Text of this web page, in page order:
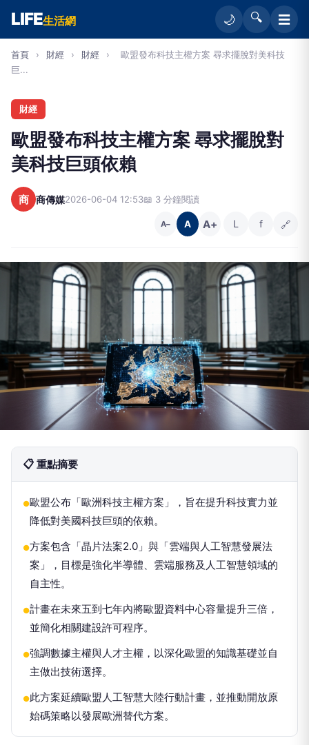
LIFE生活網 🌙 🔍 ☰
首頁 › 財經 › 財經 ›
歐盟發布科技主權方案 尋求擺脫對美科技
巨...
財經
歐盟發布科技主權方案 尋求擺脫對
美科技巨頭依賴
商 商傳媒2026-06-04 12:53📖 3 分鐘閱讀
A− A A+ L f 🔗
📋 重點摘要
●歐盟公布「歐洲科技主權方案」，旨在提升科技實力並
降低對美國科技巨頭的依賴。
●方案包含「晶片法案2.0」與「雲端與人工智慧發展法
案」，目標是強化半導體、雲端服務及人工智慧領域的
自主性。
●計畫在未來五到七年內將歐盟資料中心容量提升三倍，
並簡化相關建設許可程序。
●強調數據主權與人才主權，以深化歐盟的知識基礎並自
主做出技術選擇。
●此方案延續歐盟人工智慧大陸行動計畫，並推動開放原
始碼策略以發展歐洲替代方案。